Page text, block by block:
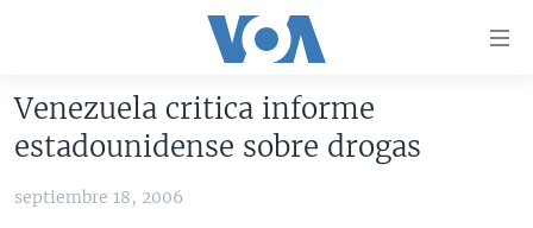
accesibilidad
contenido
principal
AMÉRICA DEL NORTE
ELECCIONES EEUU
VOA VERIFICA
Venezuela critica informe
estadounidense sobre drogas
septiembre 18, 2006